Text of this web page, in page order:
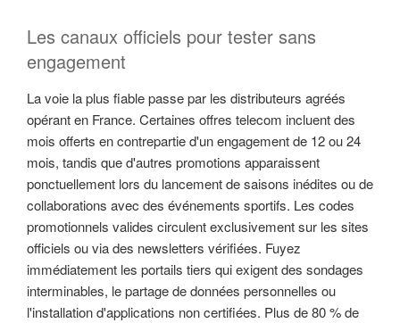
Les canaux officiels pour tester sans
engagement
La voie la plus fiable passe par les distributeurs agréés
opérant en France. Certaines offres telecom incluent des
mois offerts en contrepartie d'un engagement de 12 ou 24
mois, tandis que d'autres promotions apparaissent
ponctuellement lors du lancement de saisons inédites ou de
collaborations avec des événements sportifs. Les codes
promotionnels valides circulent exclusivement sur les sites
officiels ou via des newsletters vérifiées. Fuyez
immédiatement les portails tiers qui exigent des sondages
interminables, le partage de données personnelles ou
l'installation d'applications non certifiées. Plus de 80 % de